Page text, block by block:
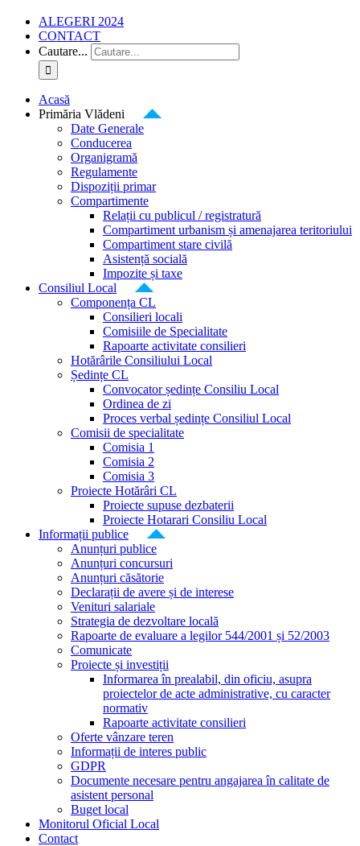
ALEGERI 2024
CONTACT
Cautare...
Acasă
Primăria Vlădeni
Date Generale
Conducerea
Organigramă
Regulamente
Dispoziții primar
Compartimente
Relații cu publicul / registratură
Compartiment urbanism și amenajarea teritoriului
Compartiment stare civilă
Asistență socială
Impozite și taxe
Consiliul Local
Componența CL
Consilieri locali
Comisiile de Specialitate
Rapoarte activitate consilieri
Hotărârile Consiliului Local
Ședințe CL
Convocator ședințe Consiliu Local
Ordinea de zi
Proces verbal ședințe Consiliul Local
Comisii de specialitate
Comisia 1
Comisia 2
Comisia 3
Proiecte Hotărâri CL
Proiecte supuse dezbaterii
Proiecte Hotarari Consiliu Local
Informații publice
Anunțuri publice
Anunțuri concursuri
Anunțuri căsătorie
Declarații de avere și de interese
Venituri salariale
Strategia de dezvoltare locală
Rapoarte de evaluare a legilor 544/2001 și 52/2003
Comunicate
Proiecte și investiții
Informarea în prealabil, din oficiu, asupra
proiectelor de acte administrative, cu caracter
normativ
Rapoarte activitate consilieri
Oferte vânzare teren
Informații de interes public
GDPR
Documente necesare pentru angajarea în calitate de
asistent personal
Buget local
Monitorul Oficial Local
Contact